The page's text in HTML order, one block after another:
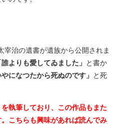
宰治の遺書が遺族から公開されま
誰よりも愛してゐました」
と書か
になつたから死ぬのです」
と死
執筆しており、この作品もまた
こちらも興味があれば読んでみ